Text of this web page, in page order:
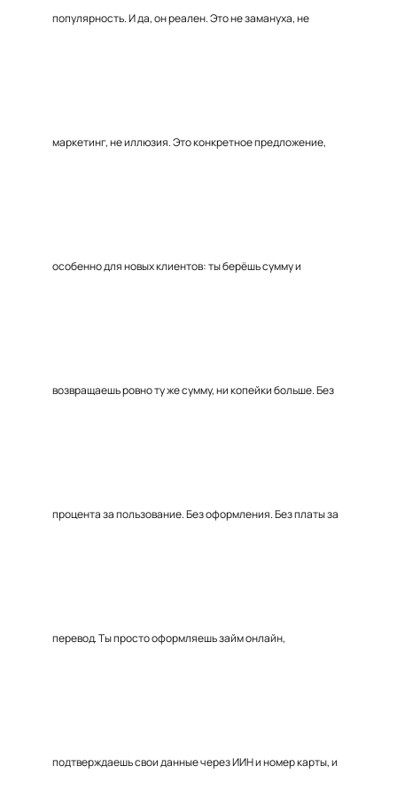
популярность. И да, он реален. Это не замануха, не
маркетинг, не иллюзия. Это конкретное предложение,
особенно для новых клиентов: ты берёшь сумму и
возвращаешь ровно ту же сумму, ни копейки больше. Без
процента за пользование. Без оформления. Без платы за
перевод. Ты просто оформляешь займ онлайн,
подтверждаешь свои данные через ИИН и номер карты, и